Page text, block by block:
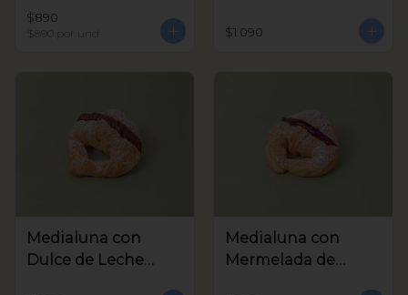
$890
$890 por und $1.090
Medialuna con
Dulce de Leche
Medialuna con
Mermelada de